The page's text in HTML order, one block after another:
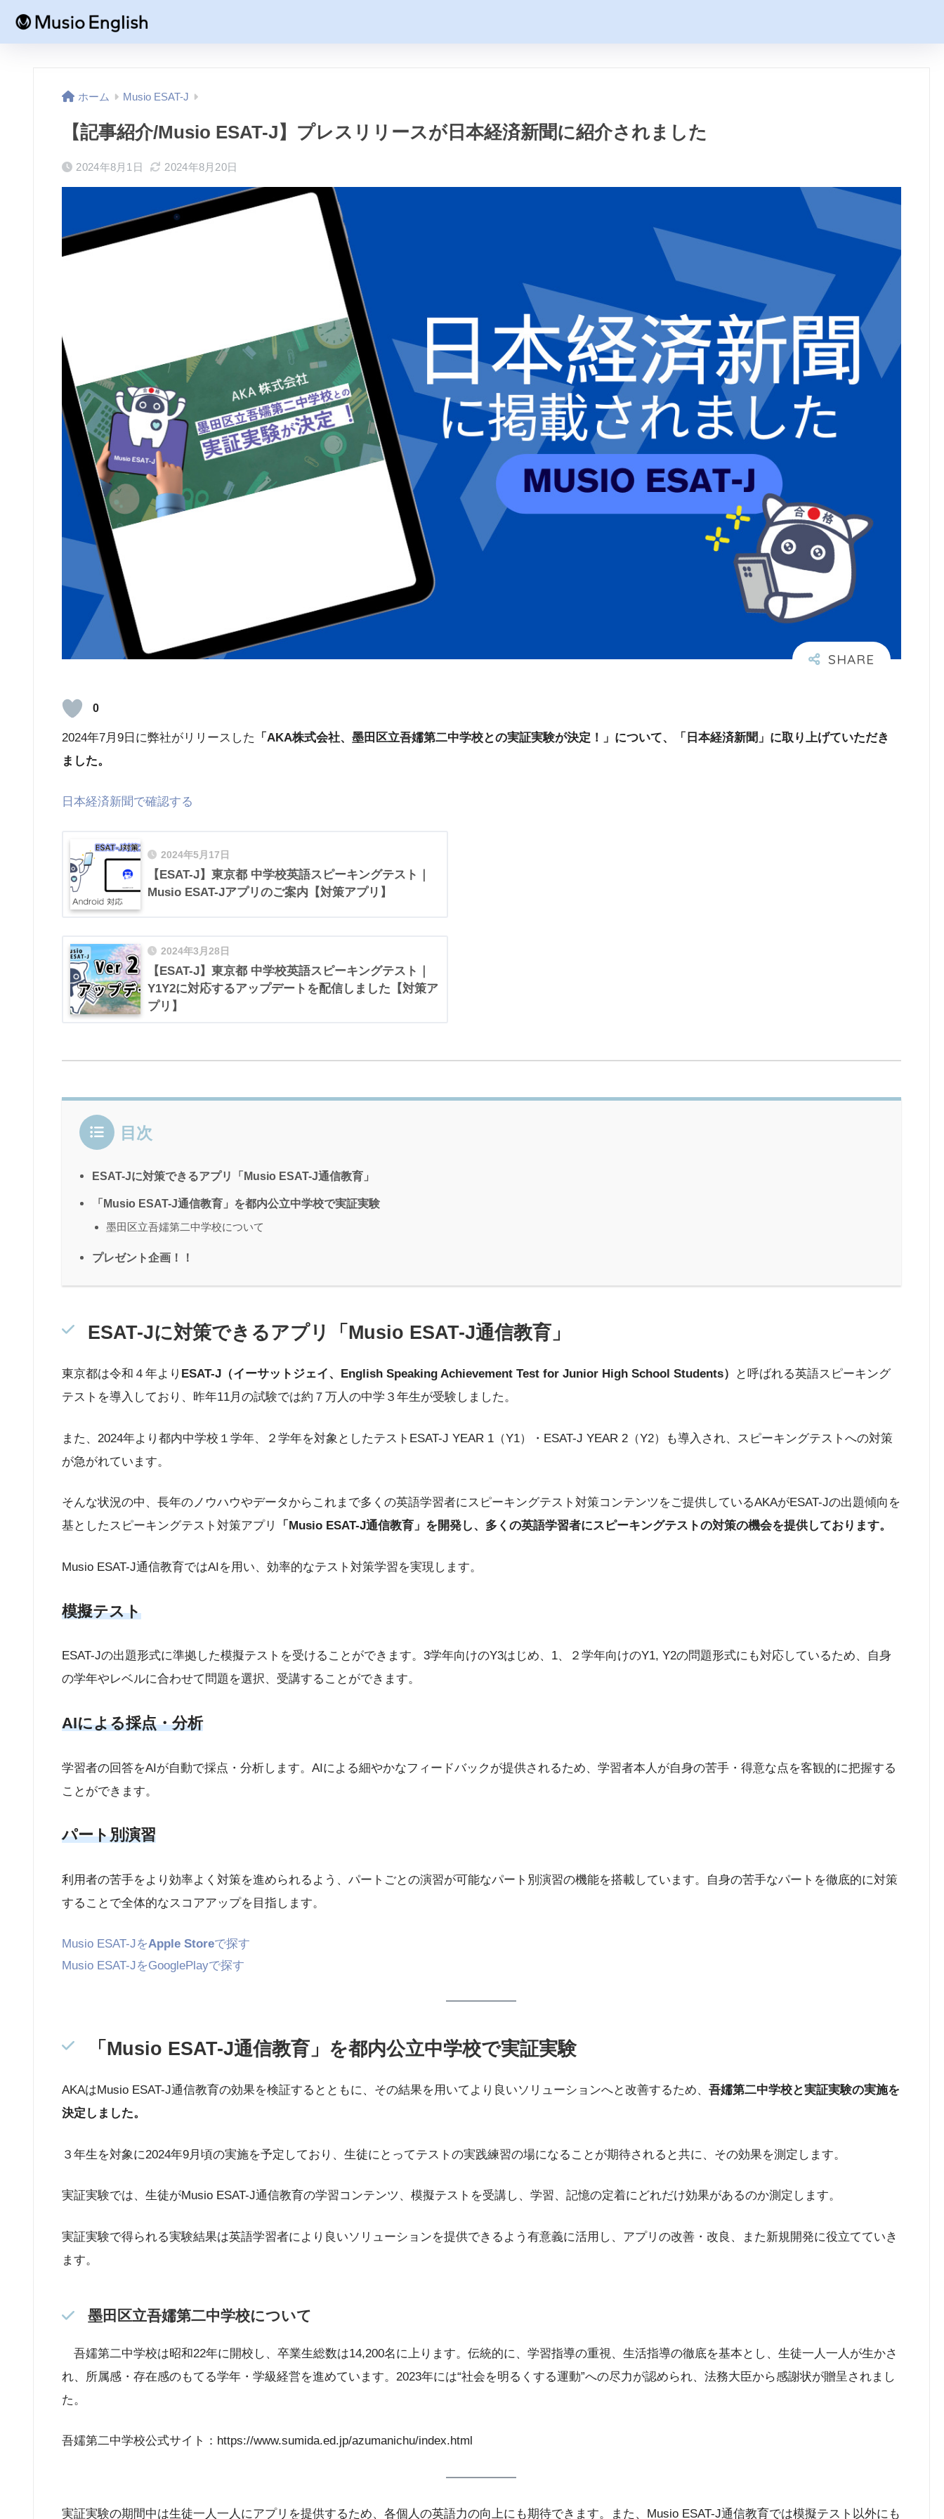
ホーム Musio ESAT-J
【記事紹介/Musio ESAT-J】プレスリリースが日本経済新聞に紹介されました
2024年8月1日 2024年8月20日
0
2024年7月9日に弊社がリリースした
「AKA株式会社、墨田区立吾嬬第二中学校との実証実験が決定！」について、「日本経済新聞」に取り上げていただき
ました。
日本経済新聞で確認する
2024年5月17日
【ESAT-J】東京都 中学校英語スピーキングテスト｜
Musio ESAT-Jアプリのご案内【対策アプリ】
2024年3月28日
【ESAT-J】東京都 中学校英語スピーキングテスト｜
Y1Y2に対応するアップデートを配信しました【対策ア
プリ】
目次
ESAT-Jに対策できるアプリ「Musio ESAT-J通信教育」
「Musio ESAT-J通信教育」を都内公立中学校で実証実験
墨田区立吾嬬第二中学校について
プレゼント企画！！
ESAT-Jに対策できるアプリ「Musio ESAT-J通信教育」
東京都は令和４年より ESAT-J（イーサットジェイ、English Speaking Achievement Test for Junior High School Students）
と呼ばれる英語スピーキング
テストを導入しており、昨年11月の試験では約７万人の中学３年生が受験しました。
また、2024年より都内中学校１学年、２学年を対象としたテストESAT-J YEAR 1（Y1）・ESAT-J YEAR 2（Y2）も導入され、スピーキングテストへの対策
が急がれています。
そんな状況の中、長年のノウハウやデータからこれまで多くの英語学習者にスピーキングテスト対策コンテンツをご提供しているAKAがESAT-Jの出題傾向を
基としたスピーキングテスト対策アプリ
「Musio ESAT-J通信教育」を開発し、多くの英語学習者にスピーキングテストの対策の機会を提供しております。
Musio ESAT-J通信教育ではAIを用い、効率的なテスト対策学習を実現します。
模擬テスト
ESAT-Jの出題形式に準拠した模擬テストを受けることができます。3学年向けのY3はじめ、1、２学年向けのY1, Y2の問題形式にも対応しているため、自身
の学年やレベルに合わせて問題を選択、受講することができます。
AIによる採点・分析
学習者の回答をAIが自動で採点・分析します。AIによる細やかなフィードバックが提供されるため、学習者本人が自身の苦手・得意な点を客観的に把握する
ことができます。
パート別演習
利用者の苦手をより効率よく対策を進められるよう、パートごとの演習が可能なパート別演習の機能を搭載しています。自身の苦手なパートを徹底的に対策
することで全体的なスコアアップを目指します。
Musio ESAT-JをApple Storeで探す
Musio ESAT-JをGooglePlayで探す
「Musio ESAT-J通信教育」を都内公立中学校で実証実験
AKAはMusio ESAT-J通信教育の効果を検証するとともに、その結果を用いてより良いソリューションへと改善するため、吾嬬第二中学校と実証実験の実施を
決定しました。
３年生を対象に2024年9月頃の実施を予定しており、生徒にとってテストの実践練習の場になることが期待されると共に、その効果を測定します。
実証実験では、生徒がMusio ESAT-J通信教育の学習コンテンツ、模擬テストを受講し、学習、記憶の定着にどれだけ効果があるのか測定します。
実証実験で得られる実験結果は英語学習者により良いソリューションを提供できるよう有意義に活用し、アプリの改善・改良、また新規開発に役立てていき
ます。
墨田区立吾嬬第二中学校について
吾嬬第二中学校は昭和22年に開校し、卒業生総数は14,200名に上ります。伝統的に、学習指導の重視、生活指導の徹底を基本とし、生徒一人一人が生かさ
れ、所属感・存在感のもてる学年・学級経営を進めています。2023年には“社会を明るくする運動”への尽力が認められ、法務大臣から感謝状が贈呈されまし
た。
吾嬬第二中学校公式サイト：https://www.sumida.ed.jp/azumanichu/index.html
実証実験の期間中は生徒一人一人にアプリを提供するため、各個人の英語力の向上にも期待できます。また、Musio ESAT-J通信教育では模擬テスト以外にも